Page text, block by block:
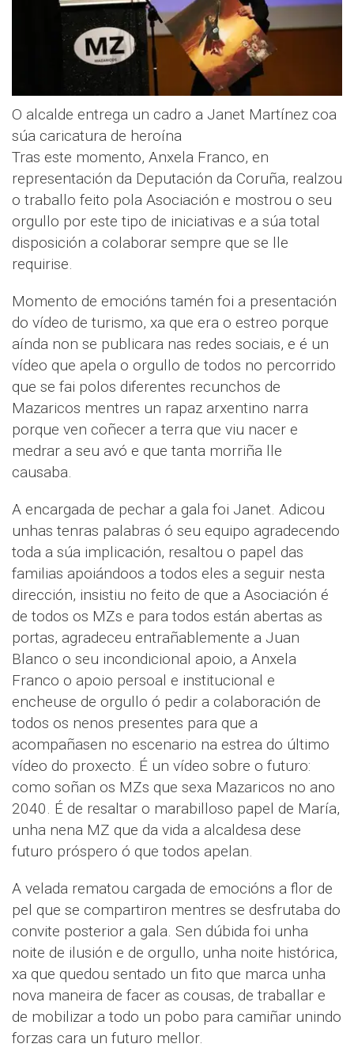
O alcalde entrega un cadro a Janet Martínez coa
súa caricatura de heroína
Tras este momento, Anxela Franco, en
representación da Deputación da Coruña, realzou
o traballo feito pola Asociación e mostrou o seu
orgullo por este tipo de iniciativas e a súa total
disposición a colaborar sempre que se lle
requirise.
Momento de emocións tamén foi a presentación
do vídeo de turismo, xa que era o estreo porque
aínda non se publicara nas redes sociais, e é un
vídeo que apela o orgullo de todos no percorrido
que se fai polos diferentes recunchos de
Mazaricos mentres un rapaz arxentino narra
porque ven coñecer a terra que viu nacer e
medrar a seu avó e que tanta morriña lle
causaba.
A encargada de pechar a gala foi Janet. Adicou
unhas tenras palabras ó seu equipo agradecendo
toda a súa implicación, resaltou o papel das
familias apoiándoos a todos eles a seguir nesta
dirección, insistiu no feito de que a Asociación é
de todos os MZs e para todos están abertas as
portas, agradeceu entrañablemente a Juan
Blanco o seu incondicional apoio, a Anxela
Franco o apoio persoal e institucional e
encheuse de orgullo ó pedir a colaboración de
todos os nenos presentes para que a
acompañasen no escenario na estrea do último
vídeo do proxecto. É un vídeo sobre o futuro:
como soñan os MZs que sexa Mazaricos no ano
2040. É de resaltar o marabilloso papel de María,
unha nena MZ que da vida a alcaldesa dese
futuro próspero ó que todos apelan.
A velada rematou cargada de emocións a flor de
pel que se compartiron mentres se desfrutaba do
convite posterior a gala. Sen dúbida foi unha
noite de ilusión e de orgullo, unha noite histórica,
xa que quedou sentado un fito que marca unha
nova maneira de facer as cousas, de traballar e
de mobilizar a todo un pobo para camiñar unindo
forzas cara un futuro mellor.